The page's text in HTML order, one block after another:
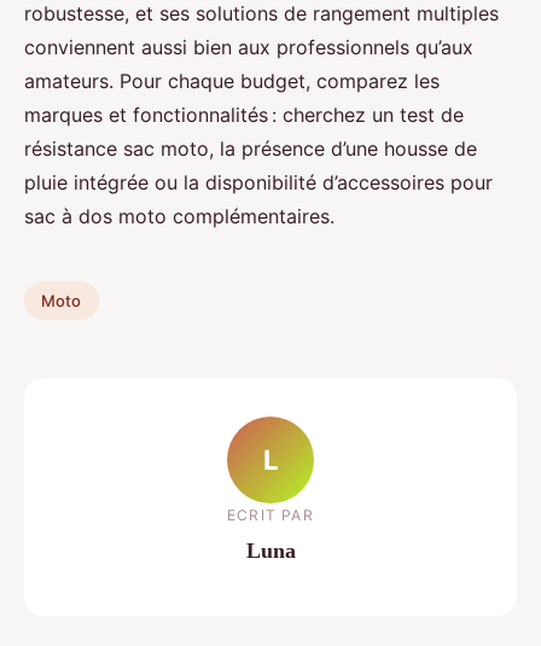
robustesse, et ses solutions de rangement multiples
conviennent aussi bien aux professionnels qu’aux
amateurs. Pour chaque budget, comparez les
marques et fonctionnalités : cherchez un test de
résistance sac moto, la présence d’une housse de
pluie intégrée ou la disponibilité d’accessoires pour
sac à dos moto complémentaires.
Moto
L
ECRIT PAR
Luna